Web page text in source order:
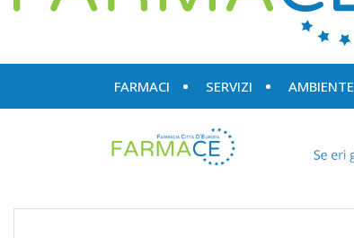
FARMACI SERVIZI AMBIENTE